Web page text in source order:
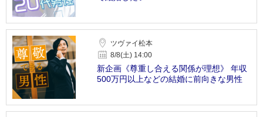
ツヴァイ松本
8/8(土) 14:00
新企画《尊重し合える関係が理想》 年収
500万円以上などの結婚に前向きな男性